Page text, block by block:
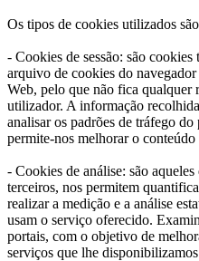
Os tipos de cookies utilizados
- Cookies de sessão: são
arquivo de cookies do navegador
Web, pelo que não fica qualquer
utilizador. A informação
analisar os padrões de tráfego
permite-nos melhorar o
- Cookies de análise: são
terceiros, nos permitem
realizar a medição e a análise
usam o serviço oferecido.
portais, com o objetivo de
serviços que lhe